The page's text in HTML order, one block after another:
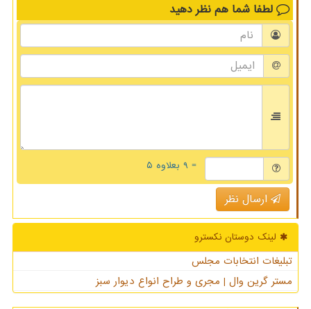
لطفا شما هم نظر دهید
= ۹ بعلاوه ۵
ارسال نظر
لینک دوستان نكسترو
تبلیغات انتخابات مجلس
مستر گرین وال | مجری و طراح انواع دیوار سبز